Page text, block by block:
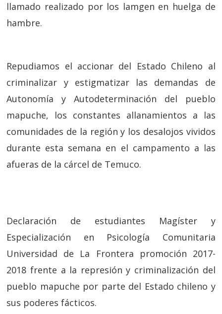
llamado realizado por los lamgen en huelga de
hambre.
Repudiamos el accionar del Estado Chileno al
criminalizar y estigmatizar las demandas de
Autonomía y Autodeterminación del pueblo
mapuche, los constantes allanamientos a las
comunidades de la región y los desalojos vividos
durante esta semana en el campamento a las
afueras de la cárcel de Temuco.
Declaración de estudiantes Magíster y
Especialización en Psicología Comunitaria
Universidad de La Frontera promoción 2017-
2018 frente a la represión y criminalización del
pueblo mapuche por parte del Estado chileno y
sus poderes fácticos.